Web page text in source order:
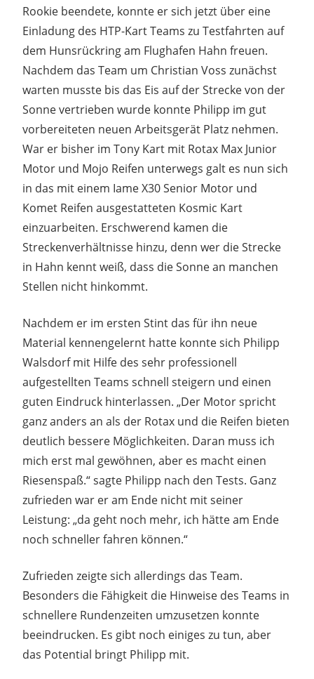
Rookie beendete, konnte er sich jetzt über eine
Einladung des HTP-Kart Teams zu Testfahrten auf
dem Hunsrückring am Flughafen Hahn freuen.
Nachdem das Team um Christian Voss zunächst
warten musste bis das Eis auf der Strecke von der
Sonne vertrieben wurde konnte Philipp im gut
vorbereiteten neuen Arbeitsgerät Platz nehmen.
War er bisher im Tony Kart mit Rotax Max Junior
Motor und Mojo Reifen unterwegs galt es nun sich
in das mit einem Iame X30 Senior Motor und
Komet Reifen ausgestatteten Kosmic Kart
einzuarbeiten. Erschwerend kamen die
Streckenverhältnisse hinzu, denn wer die Strecke
in Hahn kennt weiß, dass die Sonne an manchen
Stellen nicht hinkommt.
Nachdem er im ersten Stint das für ihn neue
Material kennengelernt hatte konnte sich Philipp
Walsdorf mit Hilfe des sehr professionell
aufgestellten Teams schnell steigern und einen
guten Eindruck hinterlassen. „Der Motor spricht
ganz anders an als der Rotax und die Reifen bieten
deutlich bessere Möglichkeiten. Daran muss ich
mich erst mal gewöhnen, aber es macht einen
Riesenspaß.“ sagte Philipp nach den Tests. Ganz
zufrieden war er am Ende nicht mit seiner
Leistung: „da geht noch mehr, ich hätte am Ende
noch schneller fahren können.“
Zufrieden zeigte sich allerdings das Team.
Besonders die Fähigkeit die Hinweise des Teams in
schnellere Rundenzeiten umzusetzen konnte
beeindrucken. Es gibt noch einiges zu tun, aber
das Potential bringt Philipp mit.